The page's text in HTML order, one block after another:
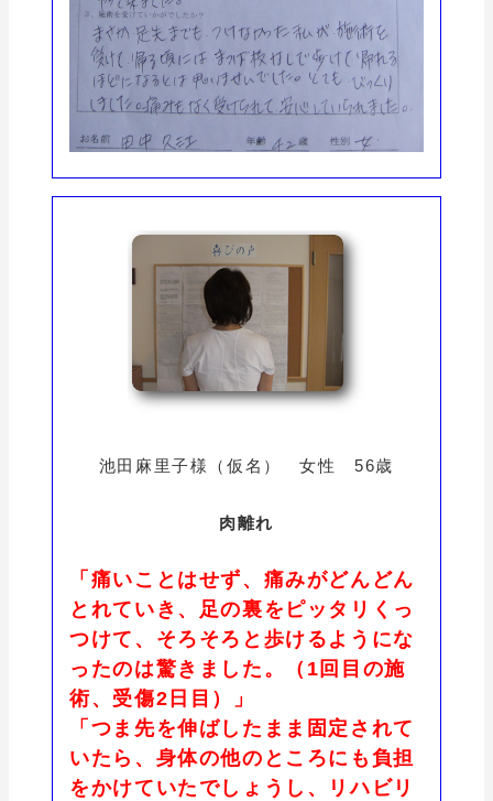
池田麻里子様（仮名） 女性 56歳
肉離れ
「痛いことはせず、痛みがどんどん
とれていき、足の裏をピッタリくっ
つけて、そろそろと歩けるようにな
ったのは驚きました。（1回目の施
術、受傷2日目）」
「つま先を伸ばしたまま固定されて
いたら、身体の他のところにも負担
をかけていたでしょうし、リハビリ